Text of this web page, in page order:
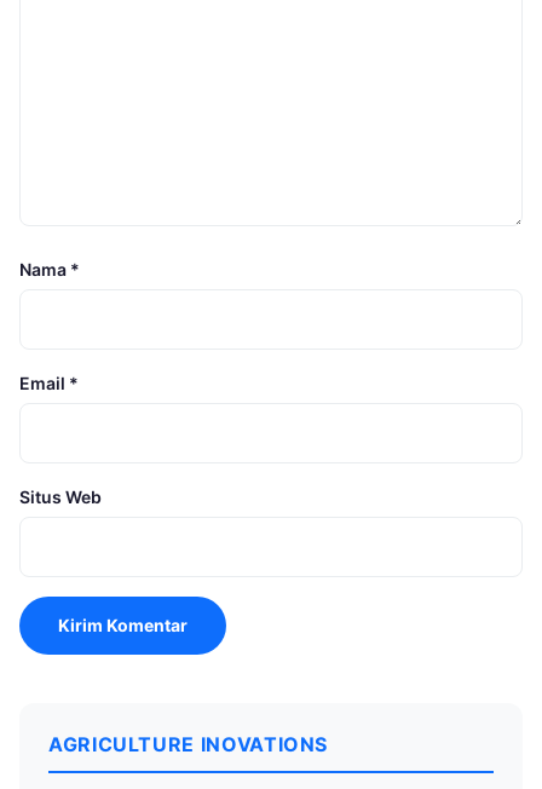
Nama *
Email *
Situs Web
AGRICULTURE INOVATIONS